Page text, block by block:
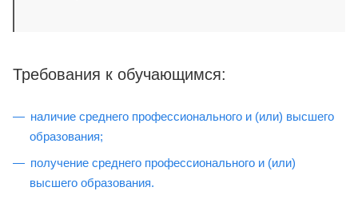
Требования к обучающимся:
наличие среднего профессионального и (или) высшего
образования;
получение среднего профессионального и (или)
высшего образования.